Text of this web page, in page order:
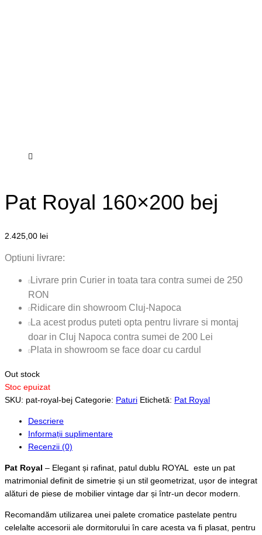
Pat Royal 160×200 bej
2.425,00 lei
Optiuni livrare:
Livrare prin Curier in toata tara contra sumei de 250
RON
Ridicare din showroom Cluj-Napoca
La acest produs puteti opta pentru livrare si montaj
doar in Cluj Napoca contra sumei de 200 Lei
Plata in showroom se face doar cu cardul
Out stock
Stoc epuizat
SKU: pat-royal-bej Categorie: Paturi Etichetă: Pat Royal
Descriere
Informații suplimentare
Recenzii (0)
Pat Royal – Elegant și rafinat, patul dublu ROYAL este un pat
matrimonial definit de simetrie și un stil geometrizat, ușor de integrat
alături de piese de mobilier vintage dar și într-un decor modern.
Recomandăm utilizarea unei palete cromatice pastelate pentru
celelalte accesorii ale dormitorului în care acesta va fi plasat, pentru